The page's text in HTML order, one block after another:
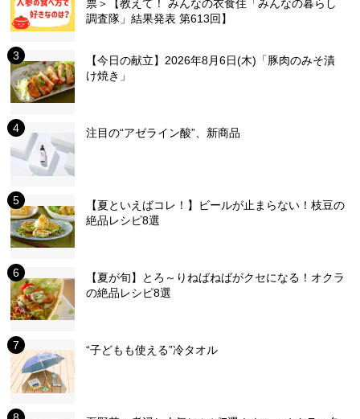
票＞【教えて！ みんなの衣食住「みんなの暮らし
調査隊」結果発表 第613回】
【今日の献立】2026年8月6日(木)「豚肉のみそ漬
け焼き」
注目の“アゼライン酸”、新商品
【夏といえばコレ！】ビールが止まらない！枝豆の
絶品レシピ8選
【夏が旬】とろ～りねばねばがクセになる！オクラ
の絶品レシピ8選
“子どもも使える”冷タオル